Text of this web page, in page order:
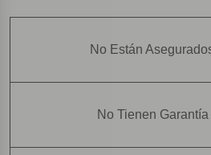
No Están
No Tienen